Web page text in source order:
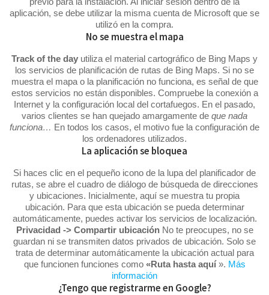
aplicación, se debe utilizar la misma cuenta de Microsoft que se
utilizó en la compra.
No se muestra el mapa
Track of the day utiliza el material cartográfico de Bing Maps y
los servicios de planificación de rutas de Bing Maps. Si no se
muestra el mapa o la planificación no funciona, es señal de que
estos servicios no están disponibles. Compruebe la conexión a
Internet y la configuración local del cortafuegos. En el pasado,
varios clientes se han quejado amargamente de que nada
funciona… En todos los casos, el motivo fue la configuración de
los ordenadores utilizados.
La aplicación se bloquea
Si haces clic en el pequeño icono de la lupa del planificador de
rutas, se abre el cuadro de diálogo de búsqueda de direcciones
y ubicaciones. Inicialmente, aquí se muestra tu propia
ubicación. Para que esta ubicación se pueda determinar
automáticamente, puedes activar los servicios de localización.
Privacidad -> Compartir ubicaciónNo te preocupes, no se
guardan ni se transmiten datos privados de ubicación. Solo se
trata de determinar automáticamente la ubicación actual para
que funcionen funciones como «Ruta hasta aquí». Más
información
¿Tengo que registrarme en Google?